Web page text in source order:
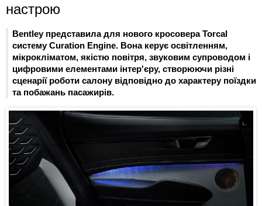
настрою
Bentley представила для нового кросовера Torcal
систему Curation Engine. Вона керує освітленням,
мікрокліматом, якістю повітря, звуковим супроводом і
цифровими елементами інтер'єру, створюючи різні
сценарії роботи салону відповідно до характеру поїздки
та побажань пасажирів.